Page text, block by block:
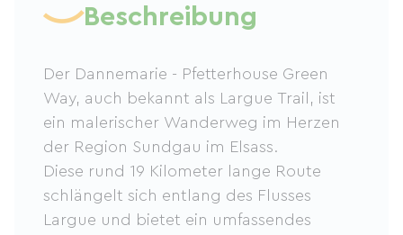
Beschreibung
Der Dannemarie - Pfetterhouse Green
Way, auch bekannt als Largue Trail, ist
ein malerischer Wanderweg im Herzen
der Region Sundgau im Elsass.
Diese rund 19 Kilometer lange Route
schlängelt sich entlang des Flusses
Largue und bietet ein umfassendes